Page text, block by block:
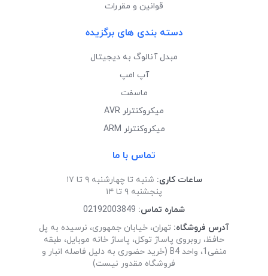
قوانین و مقررات
دسته بندی های برگزیده
مبدل آنالوگ به دیجیتال
آپ امپ
ماسفت
میکروکنترلر AVR
میکروکنترلر ARM
تماس با ما
ساعات کاری: شنبه تا چهارشنبه ۹ تا ۱۷
پنجشنبه ۹ تا ۱۴
شماره تماس: 02192003849
آدرس فروشگاه: تهران، خیابان جمهوری، نرسیده به پل
حافظ، روبروی پاساژ توکل، پاساژ خانه موبایل، طبقه
منفی1، واحد B4 (خرید حضوری به دلیل فاصله انبار و
فروشگاه مقدور نیست)